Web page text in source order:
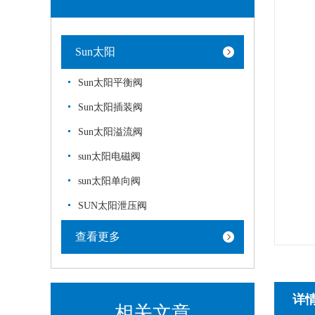
Sun太阳
Sun太阳平衡阀
Sun太阳插装阀
Sun太阳溢流阀
sun太阳电磁阀
sun太阳单向阀
SUN太阳泄压阀
查看更多
详